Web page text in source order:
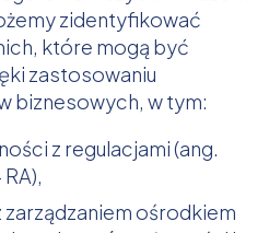
zidentyfikować
które mogą być
zastosowaniu
biznesowych, w tym:
z regulacjami (ang.
zarządzaniem ośrodkiem